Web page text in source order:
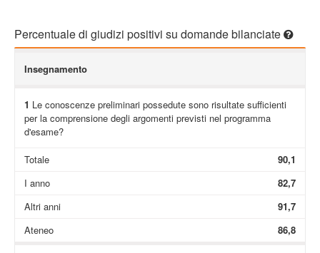
Percentuale di giudizi positivi su domande bilanciate
Insegnamento
1 Le conoscenze preliminari possedute sono risultate sufficienti
per la comprensione degli argomenti previsti nel programma
d'esame?
Totale
90,1
I anno
82,7
Altri anni
91,7
Ateneo
86,8